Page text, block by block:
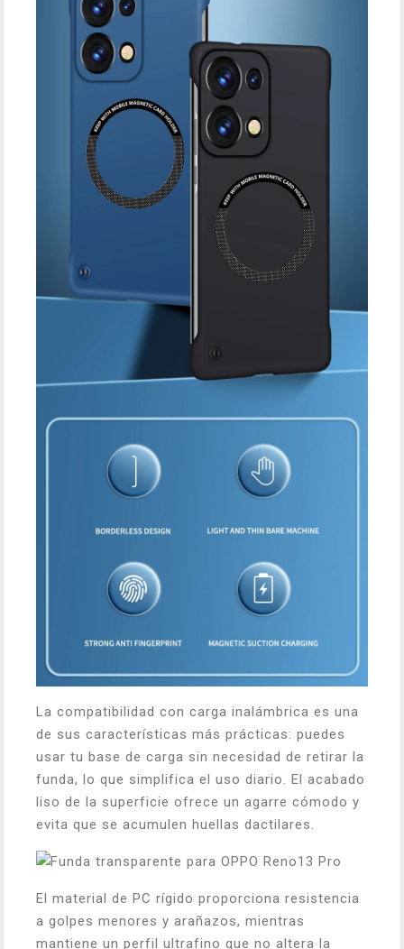
La compatibilidad con carga inalámbrica es una
de sus características más prácticas: puedes
usar tu base de carga sin necesidad de retirar la
funda, lo que simplifica el uso diario. El acabado
liso de la superficie ofrece un agarre cómodo y
evita que se acumulen huellas dactilares.
El material de PC rígido proporciona resistencia
a golpes menores y arañazos, mientras
mantiene un perfil ultrafino que no altera la